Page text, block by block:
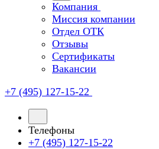
Компания
Миссия компании
Отдел ОТК
Отзывы
Сертификаты
Вакансии
+7 (495) 127-15-22
Телефоны
+7 (495) 127-15-22